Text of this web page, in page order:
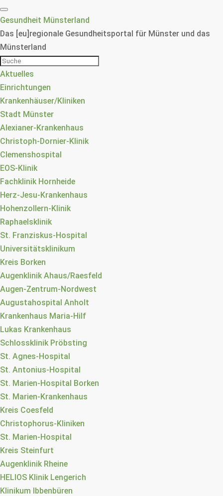
Gesundheit Münsterland
Das [eu]regionale Gesundheitsportal für Münster und das
Münsterland
Aktuelles
Einrichtungen
Krankenhäuser/Kliniken
Stadt Münster
Alexianer-Krankenhaus
Christoph-Dornier-Klinik
Clemenshospital
EOS-Klinik
Fachklinik Hornheide
Herz-Jesu-Krankenhaus
Hohenzollern-Klinik
Raphaelsklinik
St. Franziskus-Hospital
Universitätsklinikum
Kreis Borken
Augenklinik Ahaus/Raesfeld
Augen-Zentrum-Nordwest
Augustahospital Anholt
Krankenhaus Maria-Hilf
Lukas Krankenhaus
Schlossklinik Pröbsting
St. Agnes-Hospital
St. Antonius-Hospital
St. Marien-Hospital Borken
St. Marien-Krankenhaus
Kreis Coesfeld
Christophorus-Kliniken
St. Marien-Hospital
Kreis Steinfurt
Augenklinik Rheine
HELIOS Klinik Lengerich
Klinikum Ibbenbüren